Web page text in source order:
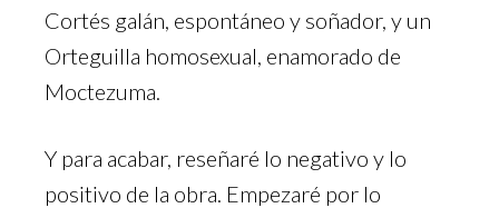
Cortés galán, espontáneo y soñador, y un
Orteguilla homosexual, enamorado de
Moctezuma.
Y para acabar, reseñaré lo negativo y lo
positivo de la obra. Empezaré por lo